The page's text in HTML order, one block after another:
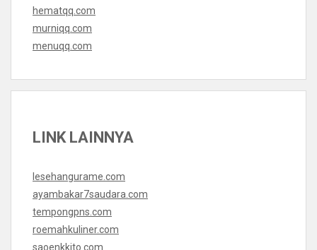
hematqq.com
murniqq.com
menuqq.com
LINK LAINNYA
lesehangurame.com
ayambakar7saudara.com
tempongpns.com
roemahkuliner.com
saoenkkito.com